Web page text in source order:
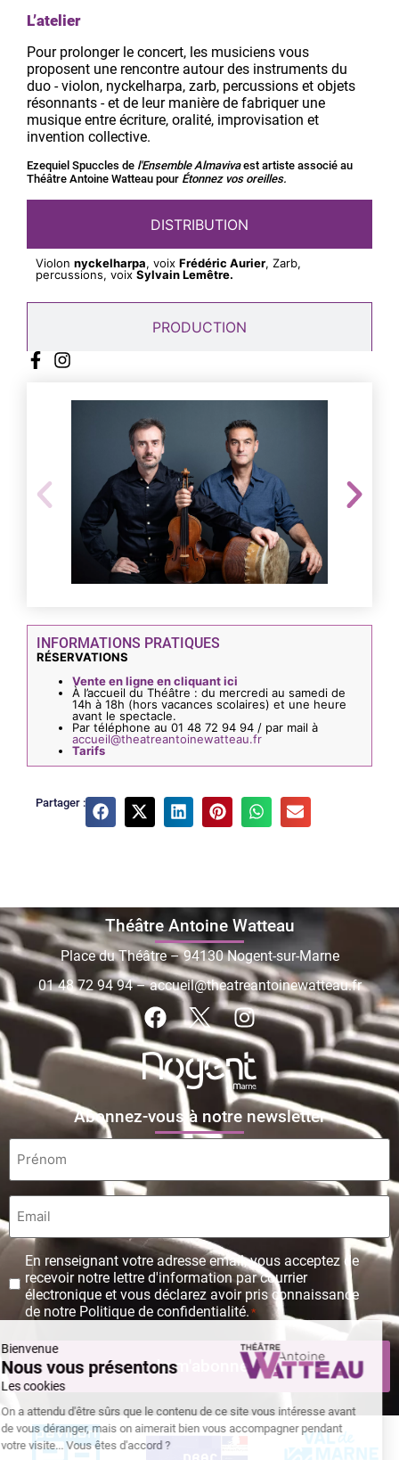
L’atelier
Pour prolonger le concert, les musiciens vous
proposent une rencontre autour des instruments du
duo - violon, nyckelharpa, zarb, percussions et objets
résonnants - et de leur manière de fabriquer une
musique entre écriture, oralité, improvisation et
invention collective.
Ezequiel Spuccles de l'Ensemble Almavivaest artiste associé au
Théâtre Antoine Watteau pour Étonnez vos oreilles.
DISTRIBUTION
PRODUCTION
Violon nyckelharpa, voix Frédéric Aurier, Zarb,
percussions, voixSylvain Lemêtre.
INFORMATIONS PRATIQUES
RÉSERVATIONS
Vente en ligne en cliquant ici
À l’accueil du Théâtre : du mercredi au samedi de
14h à 18h (hors vacances scolaires) et une heure
avant le spectacle.
Par téléphone au 01 48 72 94 94 / par mail à
accueil@theatreantoinewatteau.fr
Tarifs
Partager :
Théâtre Antoine Watteau
Place du Théâtre – 94130 Nogent-sur-Marne
01 48 72 94 94–accueil@theatreantoinewatteau.fr
Abonnez-vous à notre newsletter
Prénom
Email
Protection
des
données
personnelles
En renseignant votre adresse email, vous acceptez de
recevoir notre lettre d'information par courrier
électronique et vous déclarez avoir pris connaissance
de notre Politique de confidentialité. *